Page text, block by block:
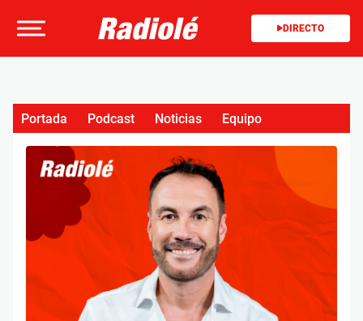
DIRECTO
Portada Podcast Noticias Equipo